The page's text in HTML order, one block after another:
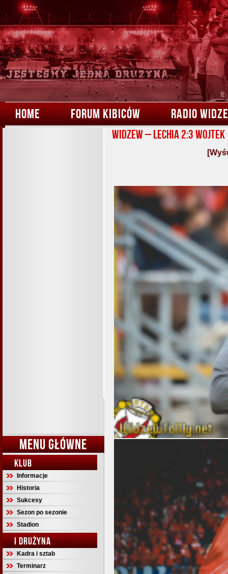
HOME FORUM KIBICÓW RADIO
MENU GŁÓWNE
KLUB
Informacje
Historia
Sukcesy
Sezon po sezonie
Stadion
I DRUŻYNA
Kadra i sztab
Terminarz
Widzew – Lechia 2:3 Wojtek